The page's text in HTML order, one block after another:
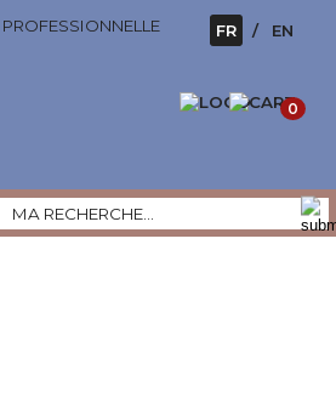
PROFESSIONNELLE FR EN
0